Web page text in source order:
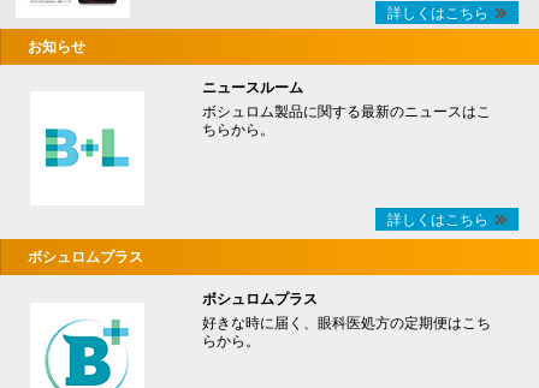
詳しくはこちら
お知らせ
ニュースルーム
ボシュロム製品に関する最新のニュースはこ
ちらから。
詳しくはこちら
ボシュロムプラス
ボシュロムプラス
好きな時に届く、眼科医処方の定期便はこち
らから。